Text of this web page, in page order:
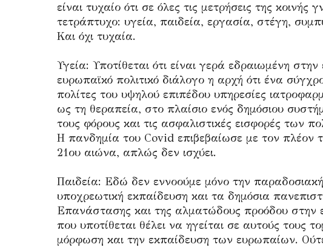
είναι τυχαίο ότι σε όλες τις μετρήσεις της
τετράπτυχο: υγεία, παιδεία, εργασία, στέγη,
Και όχι τυχαία.
Υγεία: Υποτίθεται ότι είναι γερά εδραιωμένη
ευρωπαϊκό πολιτικό διάλογο η αρχή ότι ένα
πολίτες του υψηλού επιπέδου υπηρεσίες
ως τη θεραπεία, στο πλαίσιο ενός δημόσιου
τους φόρους και τις ασφαλιστικές εισφορές των
Η πανδημία του Covid επιβεβαίωσε με τον πλέον
21ου αιώνα, απλώς δεν ισχύει.
Παιδεία: Εδώ δεν εννοούμε μόνο την
υποχρεωτική εκπαίδευση και τα δημόσια
Επανάστασης και της αλματώδους προόδου στην
που υποτίθεται θέλει να ηγείται σε αυτούς τους
μόρφωση και την εκπαίδευση των ευρωπαίων.